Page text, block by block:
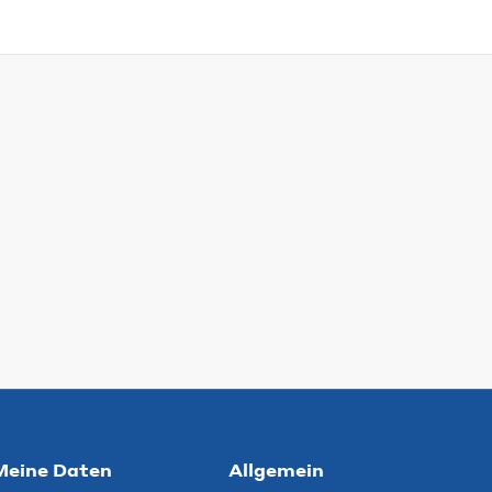
Daten Allgemein